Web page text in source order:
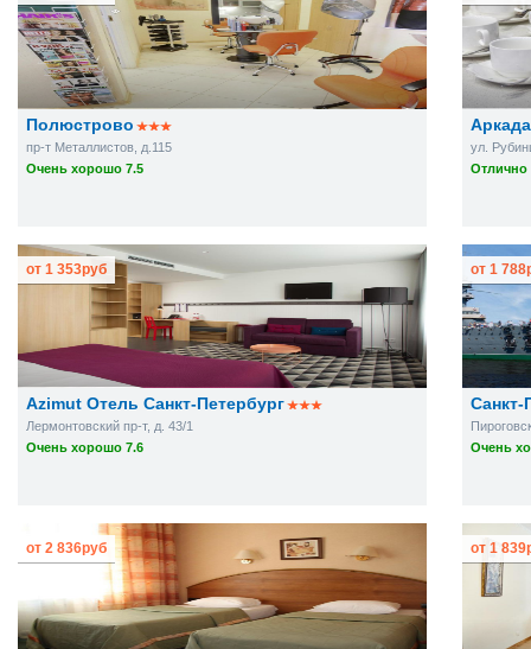
Полюстрово
пр-т Металлистов, д.115
Очень хорошо 7.5
Аркада
ул.
Отлично
Azimut Отель Санкт-Петербург
Лермонтовский пр-т, д. 43/1
Очень хорошо 7.6
от 1 353руб
Санкт-
Очень
от 1 788
от 2 836руб от 1 839